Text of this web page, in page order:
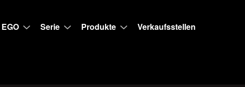
Serie Produkte Verkaufsstellen